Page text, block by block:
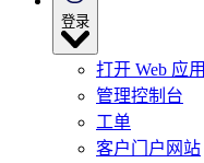
登录
打开 Web 应用
管理控制台
工单
客户门户网站